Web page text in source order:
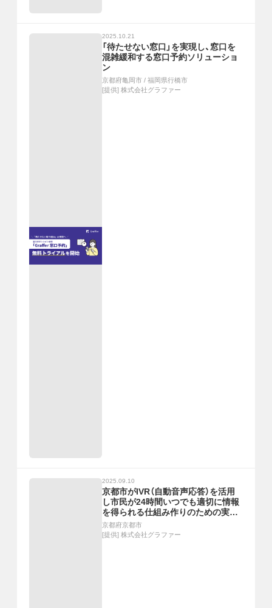
2025.10.21
「待たせない窓口」を実現し、窓口を
混雑緩和する窓口予約ソリューショ
ン
京都府亀岡市 / 福岡県行橋市
[提供] 株式会社グラファー
2025.09.10
京都市がIVR（自動音声応答）を活用
し市民が24時間いつでも適切に情報
を得られる仕組み作りのための実証
実験を実施
京都府京都市
[提供] 株式会社グラファー